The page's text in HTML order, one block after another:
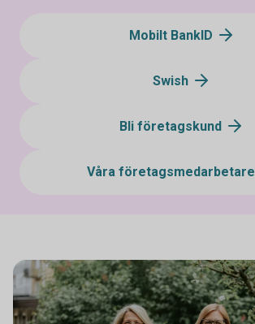
Mobilt BankID
Swish
Bli företagskund
Våra företagsmedarbetare